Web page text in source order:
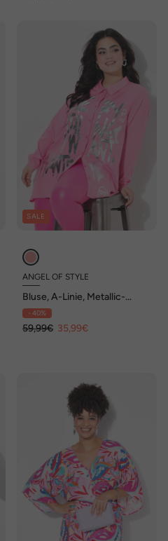
SALE
ANGEL OF STYLE
Bluse, A-Linie, Metallic-
Schriftzug, Zipfelsaum
- 40%
59,99€ 35,99€